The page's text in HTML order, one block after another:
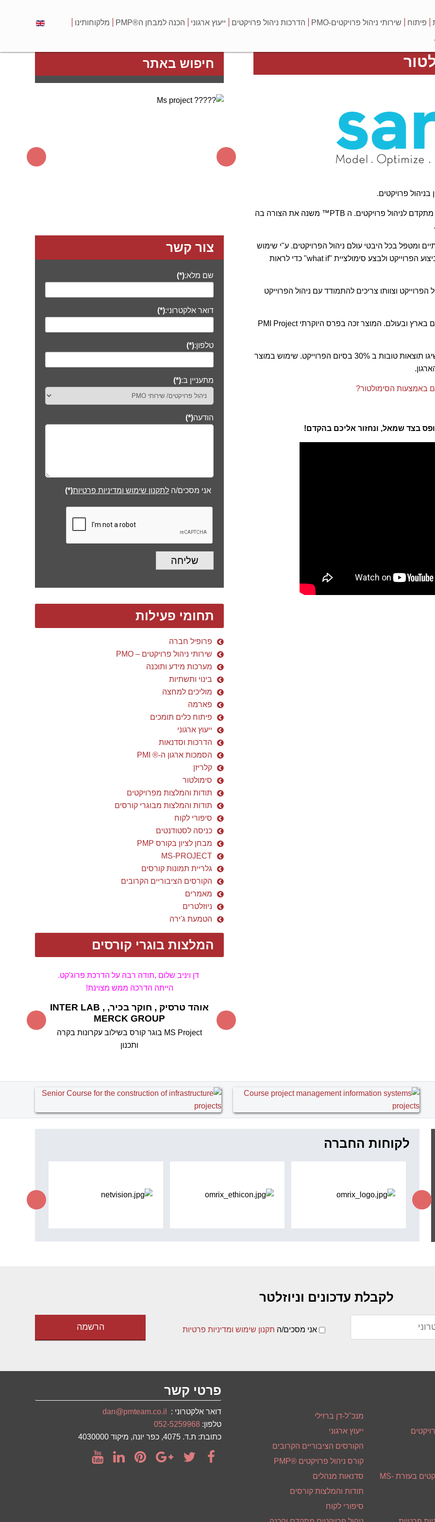
פיתוח שירותי ניהול פרויקטים-PMO הדרכות ניהול פרויקטים ייעוץ ארגוני הכנה למבחן ה®PMP מלקוחותינו
מוצר ה- Project Team Builder™) ™PTB) הינו סימולטור מתקדם לניהול פרויקטים. ה PTB™ משנה את הצורה בה
ומטפל בכל היבטי עולם ניהול הפרויקטים. ע"י שימוש
ב PTB™ מנהל הפרוייקט יכול לבחור בין אופציות שונות לביצוע הפרוייקט ולבצע סימולציית "what if" כדי לראות
וצוותו צריכים להתמודד עם ניהול הפרוייקט
ה PTB™ משמש להדרכה באוניברסיטאות וארגונים עסקיים בארץ ובעולם. המוצר זכה בפרס היוקרתי PMI Project
מחקרים מצאו שמנהלי פרויקטים שהשתמשו ב PTB™ השיגו תוצאות טובות ב 30% בסיום הפרוייקט. שימוש במוצר
באמצעות הסימולטור?
חיפוש באתר
צור קשר
שם מלא:(*)
דואר אלקטרוני:(*)
טלפון:(*)
מתעניין ב:(*)
הודעה(*)
אני מסכים/הלתקנון שימוש ומדיניות פרטיות(*)
שליחה
תחומי פעילות
פרופיל חברה
שירותי ניהול פרויקטים – PMO
מערכות מידע ותוכנה
בינוי ותשתיות
מוליכים למחצה
פארמה
פיתוח כלים תומכים
ייעוץ ארגוני
הדרכות וסדנאות
הסמכות ארגון ה-® PMI
קלריזן
סימולטור
תודות והמלצות מפרויקטים
תודות והמלצות מבוגרי קורסים
סיפורי לקוח
כניסה לסטודנטים
מבחן לציון בקורס PMP
MS-PROJECT
גלריית תמונות קורסים
הקורסים הציבוריים הקרובים
מאמרים
ניוזלטרים
הטמעת ג'ירה
המלצות בוגרי קורסים
דן ויניב שלום ,תודה רבה על הדרכת פרוג'קט.
הייתה הדרכה ממש מצוינת!
אוהד טרסיק , חוקר בכיר, INTER LAB ,
MERCK GROUP
MS Project בוגר קורס
בשילוב עקרונות בקרה
ותכנון
לקוחות החברה
לקבלת עדכונים וניוזלטר
אני מסכים/ה תקנון שימוש ומדיניות פרטיות
מנכ"ל-דן ברזילי
ייעוץ ארגוני
הקורסים הציבוריים הקרובים
קורס ניהול פרויקטים ®PMP
סדנאת ניהול פרויקטים בעזרת MS-
סדנאות מנהלים
תודות והמלצות קורסים
סיפורי לקוח
פרטי קשר
דואר אלקטרוני :
dan@pmteam.co.il
טלפון: 052-5259968
כתובת: ת.ד. 4075, כפר יונה, מיקוד 4030000